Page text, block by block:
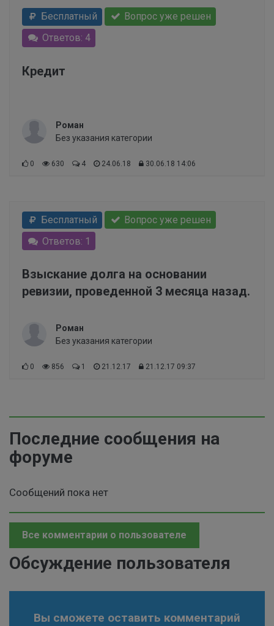
Бесплатный
Вопрос уже решен
Ответов: 4
Кредит
Роман
Без указания категории
0 630 4 24.06.18 30.06.18 14:06
Бесплатный
Вопрос уже решен
Ответов: 1
Взыскание долга на основании
ревизии, проведенной 3 месяца назад.
Роман
Без указания категории
0 856 1 21.12.17 21.12.17 09:37
Последние сообщения на
форуме
Сообщений пока нет
Все комментарии о пользователе
Обсуждение пользователя
Вы сможете оставить комментарий